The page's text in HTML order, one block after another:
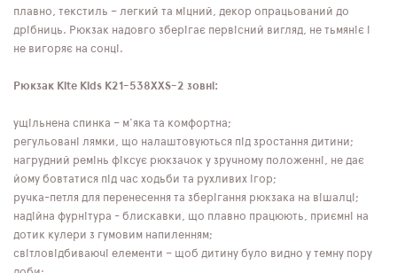
плавно, текстиль – легкий та міцний, декор опрацьований до
дрібниць. Рюкзак надовго зберігає первісний вигляд, не тьмяніє і
не вигоряє на сонці.
Рюкзак Kite Kids K21-538XXS-2 зовні:
ущільнена спинка – м'яка та комфортна;
регульовані лямки, що налаштовуються під зростання дитини;
нагрудний ремінь фіксує рюкзачок у зручному положенні, не дає
йому бовтатися під час ходьби та рухливих ігор;
ручка-петля для перенесення та зберігання рюкзака на вішалці;
надійна фурнітура - блискавки, що плавно працюють, приємні на
дотик кулери з гумовим напиленням;
світловідбиваючі елементи – щоб дитину було видно у темну пору